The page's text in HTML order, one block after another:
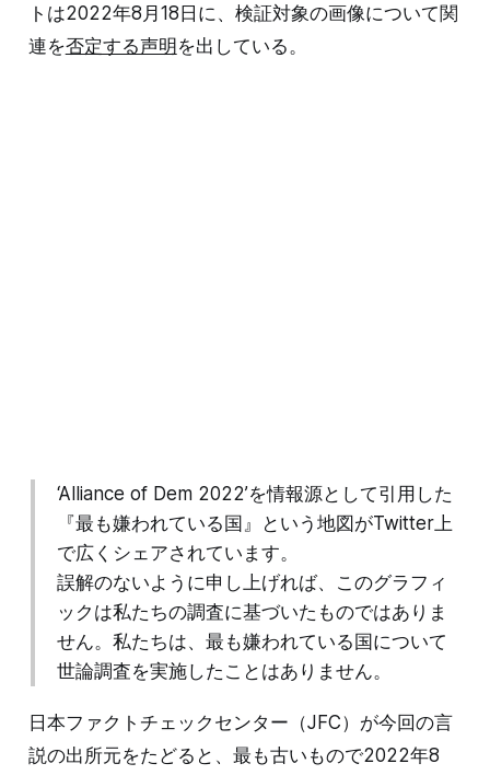
トは2022年8月18日に、検証対象の画像について関
連を否定する声明を出している。
‘Alliance of Dem 2022’を情報源として引用した
『最も嫌われている国』という地図がTwitter上
で広くシェアされています。
誤解のないように申し上げれば、このグラフィ
ックは私たちの調査に基づいたものではありま
せん。私たちは、最も嫌われている国について
世論調査を実施したことはありません。
日本ファクトチェックセンター（JFC）が今回の言
説の出所元をたどると、最も古いもので2022年8